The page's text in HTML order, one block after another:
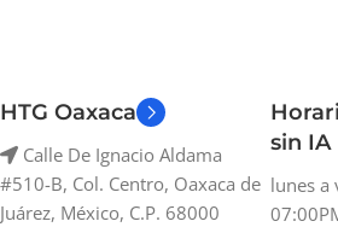
HTG Oaxaca
Calle De Ignacio Aldama
#510-B, Col. Centro, Oaxaca de
Juárez, México, C.P. 68000
sin IA
lunes a